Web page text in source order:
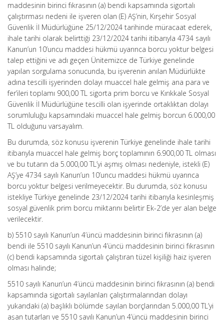
maddesinin birinci fıkrasının (a) bendi kapsamında sigortalı
çalıştırması nedeni ile işveren olan (E) AŞ’nin, Kırşehir Sosyal
Güvenlik İl Müdürlüğüne 25/12/2024 tarihinde müracaat ederek,
ihale tarihi olarak belirttiği 23/12/2024 tarihi itibarıyla 4734 sayılı
Kanun’un 10’uncu maddesi hükmü uyarınca borcu yoktur belgesi
talep ettiğini ve adı geçen Ünitemizce de Türkiye genelinde
yapılan sorgulama sonucunda, bu işverenin anılan Müdürlükte
adına tescilli işyerinden dolayı muaccel hale gelmiş ana para ve
fer’ileri toplamı 900,00 TL sigorta prim borcu ve Kırıkkale Sosyal
Güvenlik İl Müdürlüğüne tescilli olan işyerinde ortaklıktan dolayı
sorumluluğu kapsamındaki muaccel hale gelmiş borcun 6.000,00
TL olduğunu varsayalım.
Bu durumda, söz konusu işverenin Türkiye genelinde ihale tarihi
itibarıyla muaccel hale gelmiş borç toplamının 6.900,00 TL olması
ve bu tutarın da 5.000,00 TL’yi aşmış olması nedeniyle, istekli (E)
AŞ’ye 4734 sayılı Kanun’un 10’uncu maddesi hükmü uyarınca
borcu yoktur belgesi verilmeyecektir. Bu durumda, söz konusu
istekliye Türkiye genelinde 23/12/2024 tarihi itibarıyla kesinleşmiş
sosyal güvenlik prim borcu miktarını belirtir Ek-2’de yer alan belge
verilecektir.
b) 5510 sayılı Kanun’un 4’üncü maddesinin birinci fıkrasının (a)
bendi ile 5510 sayılı Kanun’un 4’üncü maddesinin birinci fıkrasının
(c) bendi kapsamında sigortalı çalıştıran tüzel kişiliği haiz işveren
olması halinde;
5510 sayılı Kanun’un 4’üncü maddesinin birinci fıkrasının (a) bendi
kapsamında sigortalı sayılanları çalıştırmalarından dolayı
yukarıdaki (a) başlıklı bölümde sayılan borçlarından 5.000,00 TL’yi
aşan tutarları ve 5510 sayılı Kanun’un 4’üncü maddesinin birinci